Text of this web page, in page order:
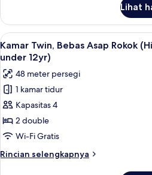
2
adults
2
children
under
12yr)
Kamar
Twin
Deluks,
Bebas
Rokok
(Sleeps
2
adults
2
under
12yr)
Lihat
Lihat
semua
foto
untuk
Kamar
Twin,
Bebas
Asap
Rokok
(Historic,
9
Kamar Twin, Bebas Asap Rokok
under 12yr)
48 meter persegi
1 kamar tidur
Kapasitas 4
2 double
Wi-Fi Gratis
Rincian selengkapnya
Rincian